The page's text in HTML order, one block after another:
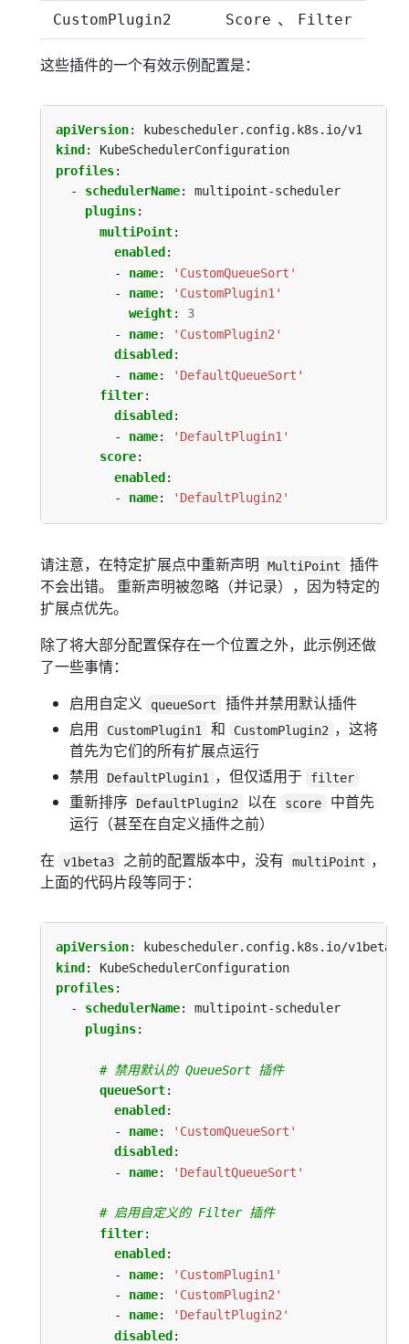
CustomPlugin2 Score 、 Filter
这些插件的一个有效示例配置是：
apiVersion:
kubescheduler.config.k8s.io/v1
kind :
KubeSchedulerConfiguration
profiles:
- schedulerName:
multipoint-scheduler
plugins:
multiPoint:
enabled :
- name:
'CustomQueueSort'
- name:
'CustomPlugin1'
weight:
3
- name:
'CustomPlugin2'
disabled :
- name:
'DefaultQueueSort'
filter:
disabled :
- name:
'DefaultPlugin1'
score:
enabled:
- name: 'DefaultPlugin2'
请注意，在特定扩展点中重新声明 MultiPoint
插件
不会出错。 重新声明被忽略（并记录），因为特定的
扩展点优先。
除了将大部分配置保存在一个位置之外，此示例还做
了一些事情：
启用自定义
queueSort
插件并禁用默认插件
启用
CustomPlugin1 和 CustomPlugin2 ，这将
首先为它们的所有扩展点运行
禁用
DefaultPlugin1 ，但仅适用于 filter
重新排序 DefaultPlugin2 以在 score
中首先
运行（甚至在自定义插件之前）
在
v1beta3 之前的配置版本中，没有 multiPoint ，
上面的代码片段等同于：
apiVersion:
kubescheduler.config.k8s.io/v1beta2
kind :
KubeSchedulerConfiguration
profiles:
- schedulerName:
multipoint-scheduler
plugins:
# 禁用默认的 QueueSort 插件
queueSort:
enabled :
- name:
'CustomQueueSort'
disabled :
- name: 'DefaultQueueSort'
# 启用自定义的 Filter 插件
filter:
enabled :
- name:
'CustomPlugin1'
- name:
'CustomPlugin2'
- name:
'DefaultPlugin2'
disabled :